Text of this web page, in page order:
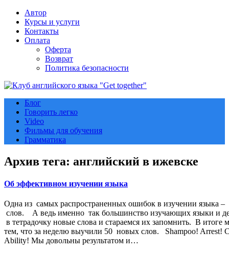
Автор
Курсы и услуги
Контакты
Оплата
Оферта
Возврат
Политика безопасности
Блог
Говорить легко
Video
Фильмы для обучения
Грамматика
Архив тега: английский в ижевске
Об эффективном изучении языка
Одна из самых распространенных ошибок в изучении языка –
слов. А ведь именно так большинство изучающих языки и
в тетрадочку новые слова и стараемся их запомнить. В итоге
тем, что за неделю выучили 50 новых слов. Shampoo! Arrest!
Ability! Мы довольны результатом и…